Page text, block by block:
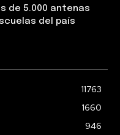
de 5.000 antenas
del país
11763
1660
946